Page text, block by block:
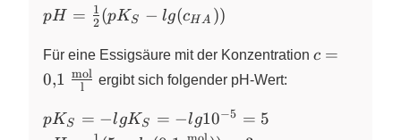
pH =
{2}
(pK_S - lg
(c_{HA}))
pH = 2
1 (pKS − lg(cHA ))
Für eine Essigsäure mit der Konzentration c =
c =
0,1 l
mol ergibt sich folgender pH-Wert:
pK_S
pKS = −lgKS = −lg10−5 = 5